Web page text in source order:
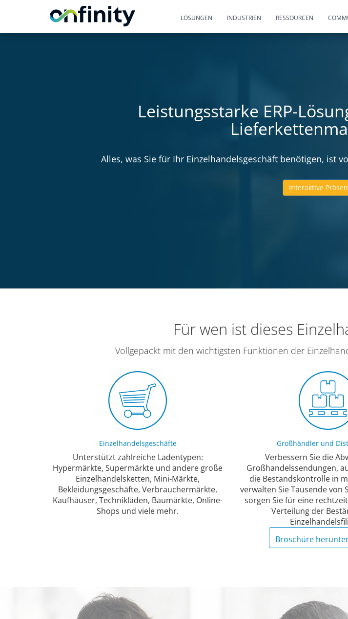
LÖSUNGEN INDUSTRIEN RESSOURCEN
Leistungsstarke ERP-
Alles, was Sie für Ihr Einzelhandelsgeschäft benötigen, ist
Interaktive
Für wen ist dieses
Vollgepackt mit den wichtigsten Funktionen der
Einzelhandelsgeschäfte
Unterstützt zahlreiche Ladentypen:
Hypermärkte, Supermärkte und andere große
Einzelhandelsketten, Mini-Märkte,
Bekleidungsgeschäfte, Verbrauchermärkte,
Kaufhäuser, Technikläden, Baumärkte, Online-
Shops und viele mehr.
Großhändler und
Verbessern Sie die
Großhandelssendungen,
die Bestandskontrolle in
verwalten Sie Tausende von
sorgen Sie für eine
Verteilung der
Broschüre